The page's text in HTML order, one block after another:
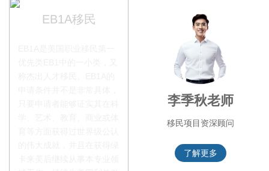
EB1A移民
李季秋老师
移民项目资深顾问
了解更多